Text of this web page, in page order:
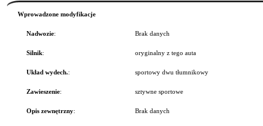
Wprowadzone modyfikacje
Nadwozie: Brak danych
Silnik: oryginalny z tego auta
Układ wydech.: sportowy dwu tłumnikowy
Zawieszenie: sztywne sportowe
Opis zewnętrzny: Brak danych